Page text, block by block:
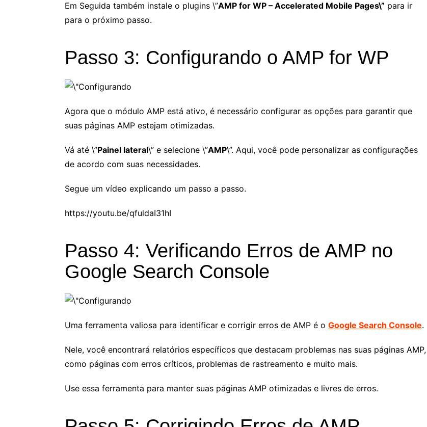
Em Seguida também instale o plugins \”AMP for WP – Accelerated Mobile Pages\” para ir
para o próximo passo.
Passo 3: Configurando o AMP for WP
Agora que o módulo AMP está ativo, é necessário configurar as opções para garantir que
suas páginas AMP estejam otimizadas.
Vá até \”Painel lateral\” e selecione \”AMP\”. Aqui, você pode personalizar as configurações
de acordo com suas necessidades.
Segue um vídeo explicando um passo a passo.
https://youtu.be/qfuldaI31hI
Passo 4: Verificando Erros de AMP no
Google Search Console
Uma ferramenta valiosa para identificar e corrigir erros de AMP é o Google Search Console.
Nele, você encontrará relatórios específicos que destacam problemas nas suas páginas AMP,
como páginas com erros críticos, problemas de rastreamento e muito mais.
Use essa ferramenta para manter suas páginas AMP otimizadas e livres de erros.